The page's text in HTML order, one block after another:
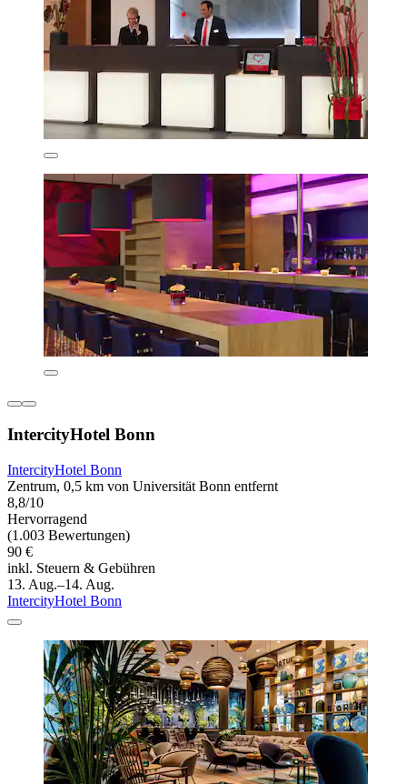
IntercityHotel Bonn
IntercityHotel Bonn
Zentrum, 0,5 km von Universität Bonn entfernt
8,8/10
Hervorragend
(1.003 Bewertungen)
90 €
inkl. Steuern & Gebühren
13. Aug.–14. Aug.
IntercityHotel Bonn